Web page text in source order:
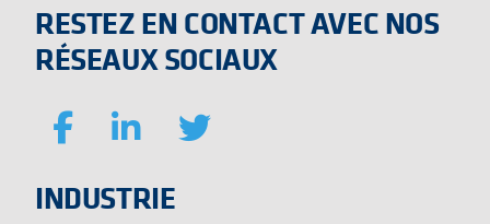
RESTEZ EN CONTACT AVEC NOS
RÉSEAUX SOCIAUX
INDUSTRIE